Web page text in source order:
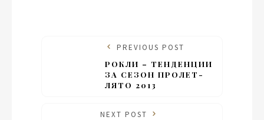
PREVIOUS POST
РОКЛИ – ТЕНДЕНЦИИ
ЗА СЕЗОН ПРОЛЕТ-
ЛЯТО 2013
NEXT POST